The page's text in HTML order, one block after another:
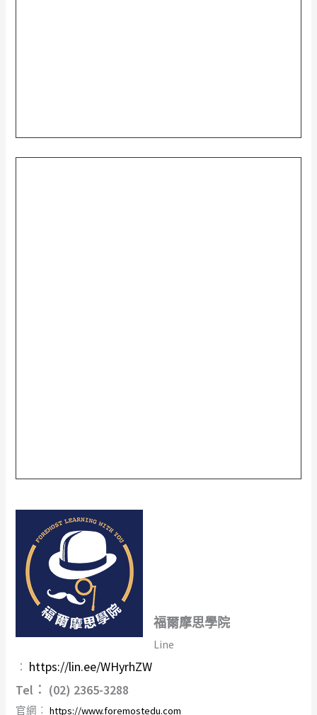
福爾摩思學院
Line
︰ https://lin.ee/WHyrhZW
Tel︰ (02) 2365-3288
官網︰https://www.foremostedu.com